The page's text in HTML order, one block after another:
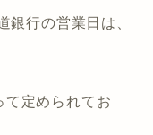
銀行の営業日は、
て定められてお